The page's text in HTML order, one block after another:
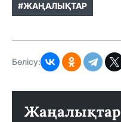
#ЖАҢАЛЫҚТАР
Бөлісу:
Жаңалықтар